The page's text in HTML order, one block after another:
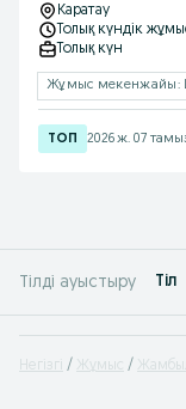
Каратау
Толық күндік
Толық күн
Жұмыс мекенжайы:
2026 ж. 07
Тілді ауыстыру Tіл
Негізгі Жұмыс